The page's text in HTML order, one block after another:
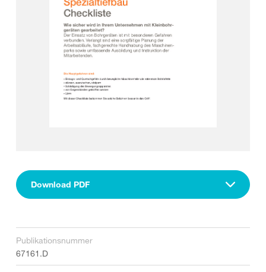
Download PDF
Publikationsnummer
67161.D